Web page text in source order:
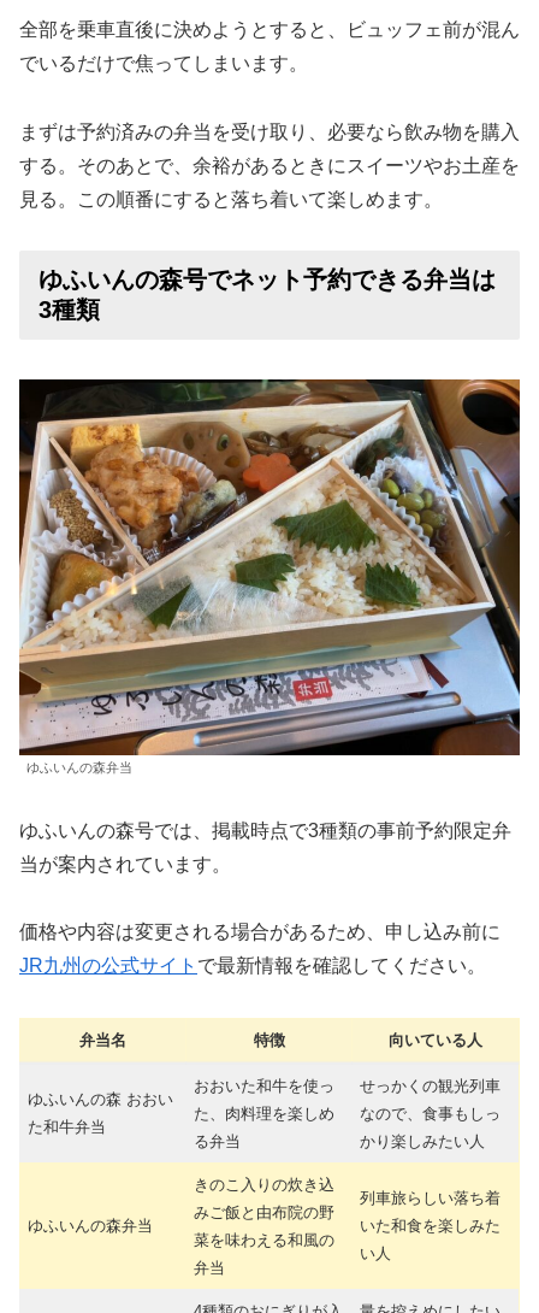
全部を乗車直後に決めようとすると、ビュッフェ前が混ん
でいるだけで焦ってしまいます。
まずは予約済みの弁当を受け取り、必要なら飲み物を購入
する。そのあとで、余裕があるときにスイーツやお土産を
見る。この順番にすると落ち着いて楽しめます。
ゆふいんの森号でネット予約できる弁当は
3種類
ゆふいんの森弁当
ゆふいんの森号では、掲載時点で3種類の事前予約限定弁
当が案内されています。
価格や内容は変更される場合があるため、申し込み前に
JR九州の公式サイト で最新情報を確認してください。
弁当名 特徴 向いている人
ゆふいんの森 おおい
た和牛弁当
おおいた和牛を使っ
た、肉料理を楽しめ
る弁当
せっかくの観光列車
なので、食事もしっ
かり楽しみたい人
ゆふいんの森弁当
きのこ入りの炊き込
みご飯と由布院の野
菜を味わえる和風の
弁当
列車旅らしい落ち着
いた和食を楽しみた
い人